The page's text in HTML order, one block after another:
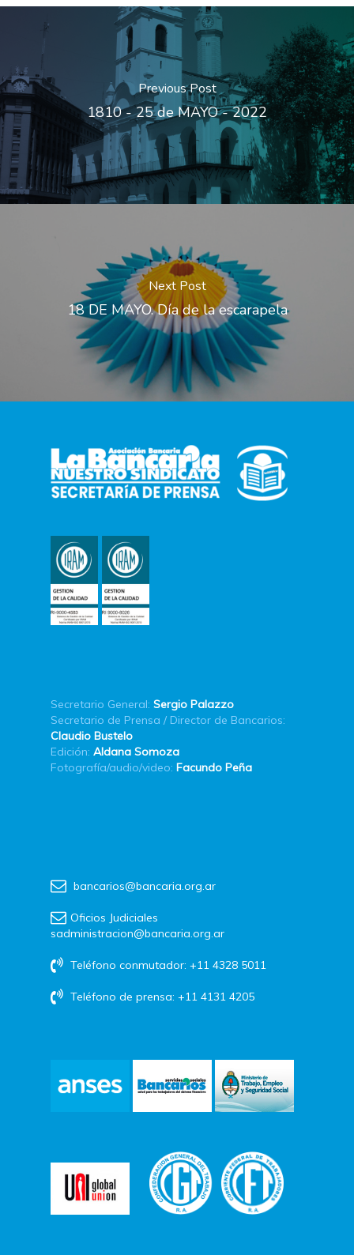
Previous Post
1810 - 25 de MAYO - 2022
Next Post
18 DE MAYO. Día de la escarapela
Secretario General: Sergio Palazzo
Secretario de Prensa / Director de Bancarios:
Claudio Bustelo
Edición: Aldana Somoza
Fotografía/audio/video: Facundo Peña
bancarios@bancaria.org.ar
Oficios Judiciales
sadministracion@bancaria.org.ar
Teléfono conmutador: +11 4328 5011
Teléfono de prensa: +11 4131 4205